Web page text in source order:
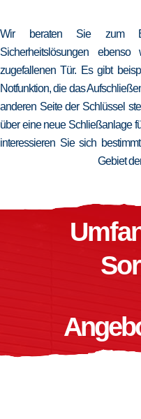
Wir beraten Sie zum
Sicherheitslösungen
zugefallenen Tür. Es gibt
Notfunktion, die das
anderen Seite der Schlüssel
über eine neue Schließanlage
interessieren Sie sich
Gebiet